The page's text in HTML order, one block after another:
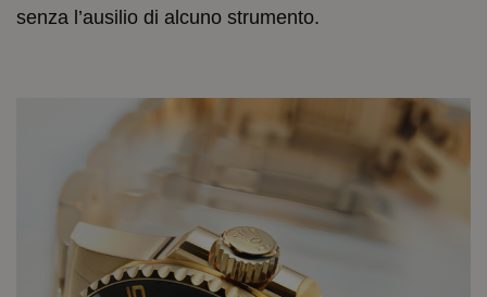
senza l’ausilio di alcuno strumento.